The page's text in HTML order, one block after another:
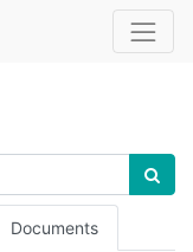
Documents